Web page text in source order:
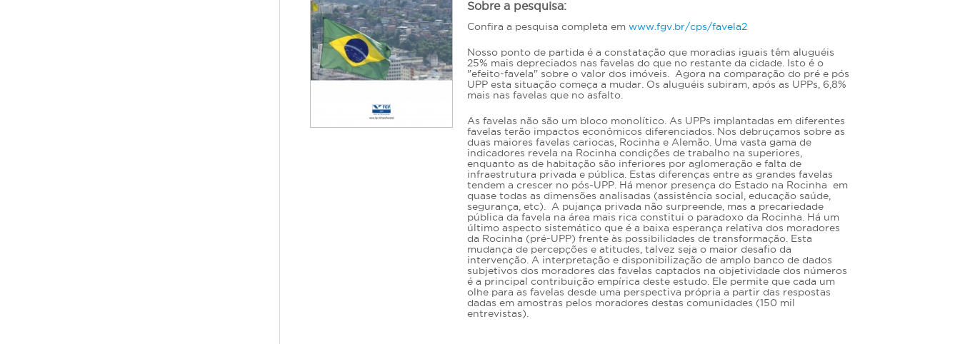
Sobre a pesquisa:
Confira a pesquisa completa em www.fgv.br/cps/favela2
Nosso ponto de partida é a constatação que moradias iguais têm aluguéis
25% mais depreciados nas favelas do que no restante da cidade. Isto é o
"efeito-favela" sobre o valor dos imóveis. Agora na comparação do pré e pós
UPP esta situação começa a mudar. Os aluguéis subiram, após as UPPs, 6,8%
mais nas favelas que no asfalto.
As favelas não são um bloco monolítico. As UPPs implantadas em diferentes
favelas terão impactos econômicos diferenciados. Nos debruçamos sobre as
duas maiores favelas cariocas, Rocinha e Alemão. Uma vasta gama de
indicadores revela na Rocinha condições de trabalho na superiores,
enquanto as de habitação são inferiores por aglomeração e falta de
infraestrutura privada e pública. Estas diferenças entre as grandes favelas
tendem a crescer no pós-UPP. Há menor presença do Estado na Rocinha em
quase todas as dimensões analisadas (assistência social, educação saúde,
segurança, etc). A pujança privada não surpreende, mas a precariedade
pública da favela na área mais rica constitui o paradoxo da Rocinha. Há um
último aspecto sistemático que é a baixa esperança relativa dos moradores
da Rocinha (pré-UPP) frente às possibilidades de transformação. Esta
mudança de percepções e atitudes, talvez seja o maior desafio da
intervenção. A interpretação e disponibilização de amplo banco de dados
subjetivos dos moradores das favelas captados na objetividade dos números
é a principal contribuição empírica deste estudo. Ele permite que cada um
olhe para as favelas desde uma perspectiva própria a partir das respostas
dadas em amostras pelos moradores destas comunidades (150 mil
entrevistas).